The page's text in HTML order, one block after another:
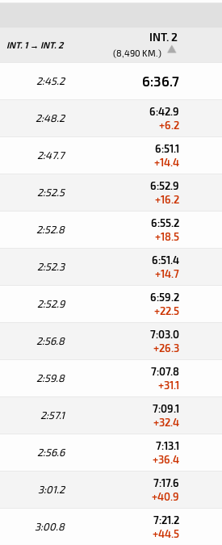
INT. 1 → INT. 2
INT. 2
(8,490 KM.)
2:45.2 6:36.7
2:48.2
6:42.9
+6.2
2:47.7
6:51.1
+14.4
2:52.5
6:52.9
+16.2
2:52.8
6:55.2
+18.5
2:52.3
6:51.4
+14.7
2:52.9
6:59.2
+22.5
2:56.8
7:03.0
+26.3
2:59.8
7:07.8
+31.1
2:57.1
7:09.1
+32.4
2:56.6
7:13.1
+36.4
3:01.2
7:17.6
+40.9
3:00.8
7:21.2
+44.5